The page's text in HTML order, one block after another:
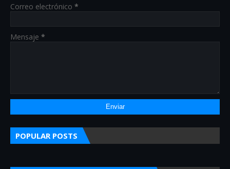
Correo electrónico *
Mensaje *
POPULAR POSTS